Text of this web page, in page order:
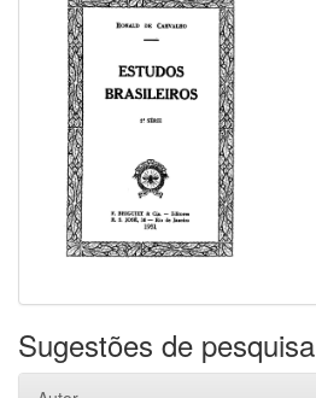
Sugestões de pesquisa